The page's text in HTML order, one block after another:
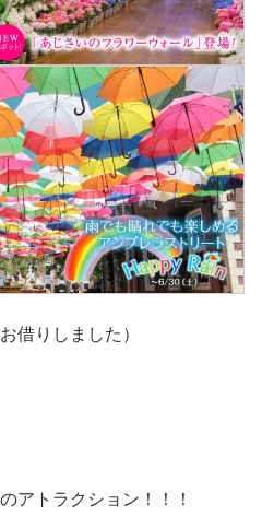
借りしました）
アトラクション！！！